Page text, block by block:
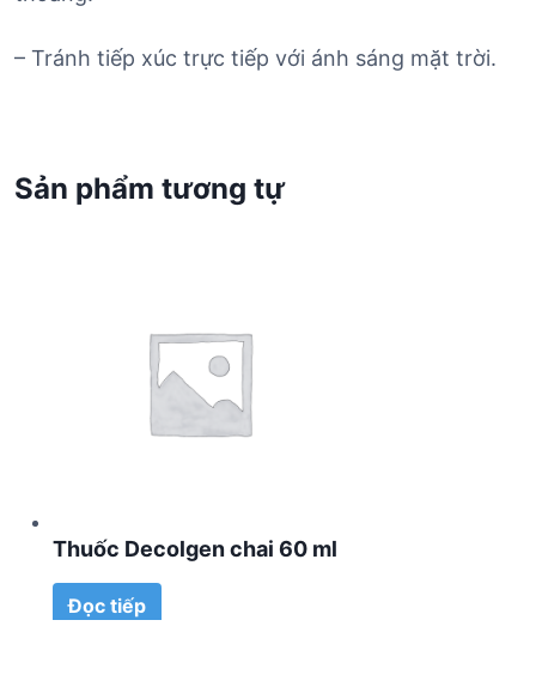
– Tránh tiếp xúc trực tiếp với ánh sáng mặt trời.
Sản phẩm tương tự
Thuốc Decolgen chai 60 ml
Đọc tiếp